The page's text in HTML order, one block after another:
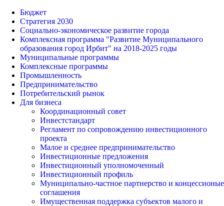
Бюджет
Стратегия 2030
Социально-экономическое развитие города
Комплексная программа "Развитие Муниципального
образования город Ирбит" на 2018-2025 годы
Муниципальные программы
Комплексные программы
Промышленность
Предпринимательство
Потребительский рынок
Для бизнеса
Координационный совет
Инвестстандарт
Регламент по сопровождению инвестиционного
проекта
Малое и среднее предпринимательство
Инвестиционные предложения
Инвестиционный уполномоченный
Инвестиционный профиль
Муниципально-частное партнерство и концессионые
соглашения
Имущественная поддержка субъектов малого и